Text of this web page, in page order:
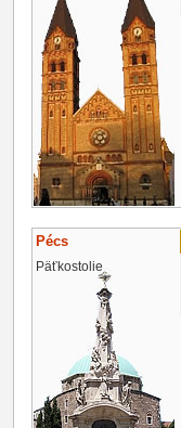
Pécs
Päťkostolie